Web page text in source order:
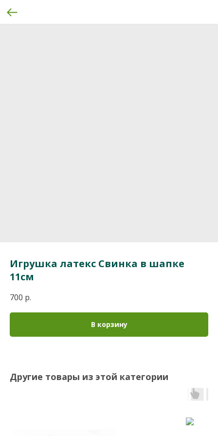
Игрушка латекс Свинка в шапке
11см
700 р.
В корзину
Другие товары из этой категории